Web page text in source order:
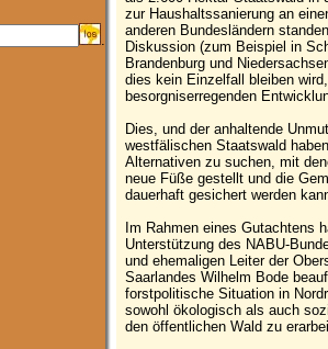
.
zur Haushaltssanierung an
anderen Bundesländern
Diskussion (zum Beispiel in
Brandenburg und
dies kein Einzelfall bleiben
besorgniserregenden
Dies, und der anhaltende
westfälischen Staatswald
Alternativen zu suchen, mit
neue Füße gestellt und die
dauerhaft gesichert werden
Im Rahmen eines Gutachtens
Unterstützung des NABU-
und ehemaligen Leiter der
Saarlandes Wilhelm Bode
forstpolitische Situation in
sowohl ökologisch als auch
den öffentlichen Wald zu